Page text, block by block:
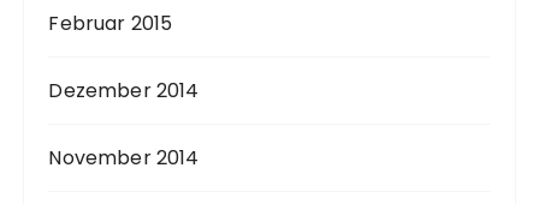
Februar 2015
Dezember 2014
November 2014